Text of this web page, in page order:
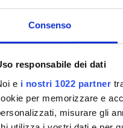
Consenso
responsabile dei dati
e i nostri 1022 partner
per memorizzare e
misurare gli
Period